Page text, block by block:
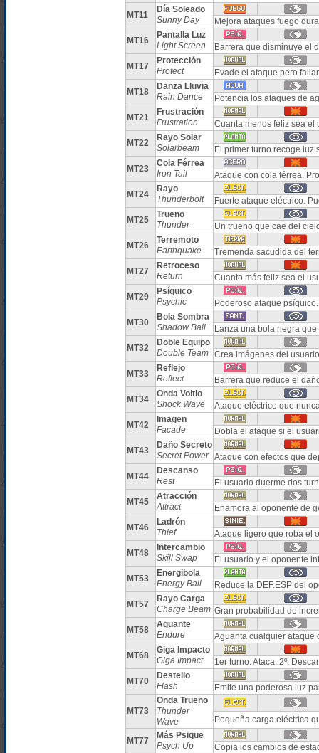
MT11
Día Soleado
Sunny Day
Mejora ataques fuego
MT16
Pantalla Luz
Light Screen
Barrera que disminuye el
MT17
Protección
Protect
Evade el ataque pero
MT18
Danza Lluvia
Rain Dance
Potencia los ataques de
MT21
Frustración
Frustration
Cuanta menos feliz sea el
MT22
Rayo Solar
Solarbeam
El primer turno recoge luz
MT23
Cola Férrea
Iron Tail
Ataque con cola férrea.
MT24
Rayo
Thunderbolt
Fuerte ataque eléctrico.
MT25
Trueno
Thunder
Un trueno que cae del
MT26
Terremoto
Earthquake
Tremenda sacudida del
MT27
Retroceso
Return
Cuanto más feliz sea el
MT29
Psíquico
Psychic
Poderoso ataque
MT30
Bola Sombra
Shadow Ball
Lanza una bola negra
MT32
Doble Equipo
Double Team
Crea imágenes del
MT33
Reflejo
Reflect
Barrera que reduce el
MT34
Onda Voltio
Shock Wave
Ataque eléctrico que
MT42
Imagen
Facade
Dobla el ataque si el
MT43
Daño Secreto
Secret Power
Ataque con efectos que
MT44
Descanso
Rest
El usuario duerme dos
MT45
Atracción
Attract
Enamora al oponente de
MT46
Ladrón
Thief
Ataque ligero que roba el
MT48
Intercambio
Skill Swap
El usuario y el oponente
MT53
Energibola
Energy Ball
Reduce la DEF.ESP del
MT57
Rayo Carga
Charge Beam Gran probabilidad de
MT58
Aguante
Endure
Aguanta cualquier ataque
MT68
Giga Impacto
Giga Impact
1er turno: Ataca. 2º:
MT70
Destello
Flash
Emite una poderosa luz
MT73
Onda Trueno
Thunder
Wave
Pequeña carga eléctrica
MT77
Más Psique
Psych Up
Copia los cambios de